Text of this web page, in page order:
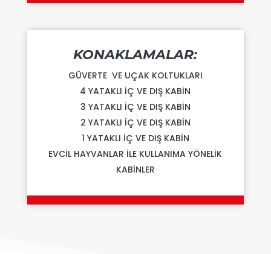
KONAKLAMALAR:
GÜVERTE VE UÇAK KOLTUKLARI
4 YATAKLI İÇ VE DIŞ KABİN
3 YATAKLI İÇ VE DIŞ KABİN
2 YATAKLI İÇ VE DIŞ KABİN
1 YATAKLI İÇ VE DIŞ KABİN
EVCİL HAYVANLAR İLE KULLANIMA YÖNELİK
KABİNLER